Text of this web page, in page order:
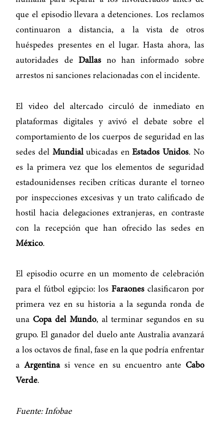
que el episodio llevara a detenciones. Los reclamos
continuaron a distancia, a la vista de otros
huéspedes presentes en el lugar. Hasta ahora, las
autoridades de Dallasno han informado sobre
arrestos ni sanciones relacionadas con el incidente.
El video del altercado circuló de inmediato en
plataformas digitales y avivó el debate sobre el
comportamiento de los cuerpos de seguridad en las
sedes del Mundialubicadas enEstados Unidos. No
es la primera vez que los elementos de seguridad
estadounidenses reciben críticas durante el torneo
por inspecciones excesivas y un trato calificado de
hostil hacia delegaciones extranjeras, en contraste
con la recepción que han ofrecido las sedes en
México.
El episodio ocurre en un momento de celebración
para el fútbol egipcio: los Faraonesclasificaron por
primera vez en su historia a la segunda ronda de
unaCopa del Mundo, al terminar segundos en su
grupo. El ganador del duelo ante Australia avanzará
a los octavos de final, fase en la que podría enfrentar
aArgentinasi vence en su encuentro ante Cabo
Verde.
Fuente: Infobae